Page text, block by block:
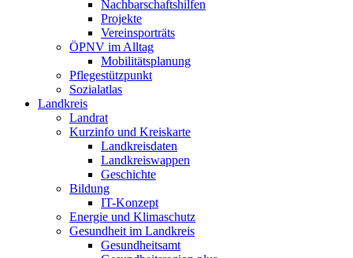
Nachbarschaftshilfen
Projekte
Vereinsporträts
ÖPNV im Alltag
Mobilitätsplanung
Pflegestützpunkt
Sozialatlas
Landkreis
Landrat
Kurzinfo und Kreiskarte
Landkreisdaten
Landkreiswappen
Geschichte
Bildung
IT-Konzept
Energie und Klimaschutz
Gesundheit im Landkreis
Gesundheitsamt